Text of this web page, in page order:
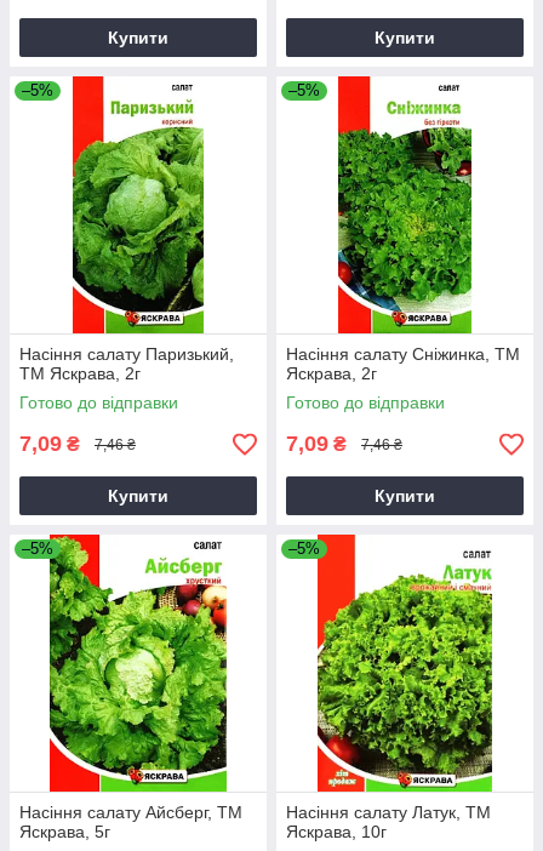
Купити Купити
–5%
Насіння салату Паризький,
ТМ Яскрава, 2г
Готово до відправки
7,09 ₴ 7,46 ₴
Купити
–5%
Насіння салату Сніжинка, ТМ
Яскрава, 2г
Готово до відправки
7,09 ₴ 7,46 ₴
Купити
–5%
Насіння салату Айсберг, ТМ
Яскрава, 5г
–5%
Насіння салату Латук, ТМ
Яскрава, 10г